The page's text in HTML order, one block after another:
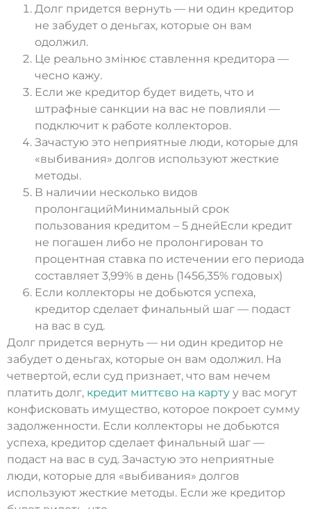
Долг придется вернуть — ни один кредитор
не забудет о деньгах, которые он вам
одолжил.
Це реально змінює ставлення кредитора —
чесно кажу.
Если же кредитор будет видеть, что и
штрафные санкции на вас не повлияли —
подключит к работе коллекторов.
Зачастую это неприятные люди, которые для
«выбивания» долгов используют жесткие
методы.
В наличии несколько видов
пролонгацийМинимальный срок
пользования кредитом – 5 днейЕсли кредит
не погашен либо не пролонгирован то
процентная ставка по истечении его периода
составляет 3,99% в день (1456,35% годовых)
Если коллекторы не добьются успеха,
кредитор сделает финальный шаг — подаст
на вас в суд.
Долг придется вернуть — ни один кредитор не
забудет о деньгах, которые он вам одолжил. На
четвертой, если суд признает, что вам нечем
платить долг, кредит миттєво на карту у вас могут
конфисковать имущество, которое покроет сумму
задолженности. Если коллекторы не добьются
успеха, кредитор сделает финальный шаг —
подаст на вас в суд. Зачастую это неприятные
люди, которые для «выбивания» долгов
используют жесткие методы. Если же кредитор